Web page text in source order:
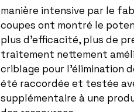
manière intensive par le
coupes ont montré le
plus d’efficacité, plus de
traitement nettement
criblage pour l’élimination
été raccordée et testée
supplémentaire à une